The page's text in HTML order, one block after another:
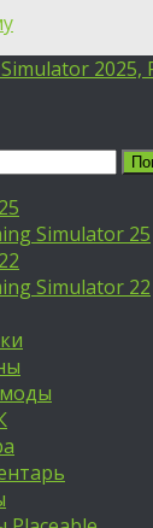
2025,
Simulator 25
Simulator 22
моды